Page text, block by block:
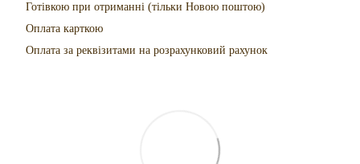
Готівкою при отриманні (тільки Новою поштою)
Оплата карткою
Оплата за реквізитами на розрахунковий рахунок